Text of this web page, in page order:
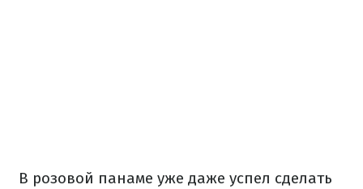
В розовой панаме уже даже успел сделать